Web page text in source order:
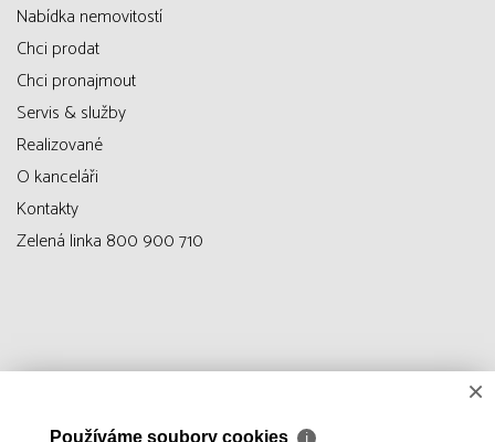
Nabídka nemovitostí
Chci prodat
Chci pronajmout
Servis & služby
Realizované
O kanceláři
Kontakty
Zelená linka 800 900 710
×
Používáme soubory cookies ℹ